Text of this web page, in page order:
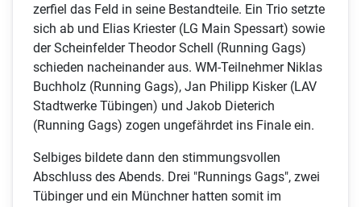
zerfiel das Feld in seine Bestandteile. Ein Trio setzte
sich ab und Elias Kriester (LG Main Spessart) sowie
der Scheinfelder Theodor Schell (Running Gags)
schieden nacheinander aus. WM-Teilnehmer Niklas
Buchholz (Running Gags), Jan Philipp Kisker (LAV
Stadtwerke Tübingen) und Jakob Dieterich
(Running Gags) zogen ungefährdet ins Finale ein.
Selbiges bildete dann den stimmungsvollen
Abschluss des Abends. Drei "Runnings Gags", zwei
Tübinger und ein Münchner hatten somit im